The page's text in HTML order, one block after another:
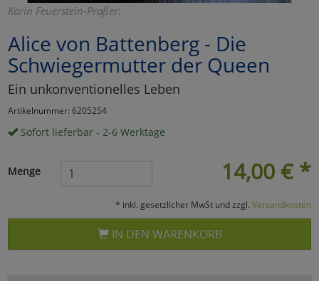
Karin Feuerstein-Praßer:
Alice von Battenberg - Die
Schwiegermutter der Queen
Ein unkonventionelles Leben
Artikelnummer: 6205254
Sofort lieferbar - 2-6 Werktage
14,00 € *
Menge
* inkl. gesetzlicher MwSt und zzgl. Versandkosten
IN DEN WARENKORB
Umfragetools
zurück
zu Haupptseite